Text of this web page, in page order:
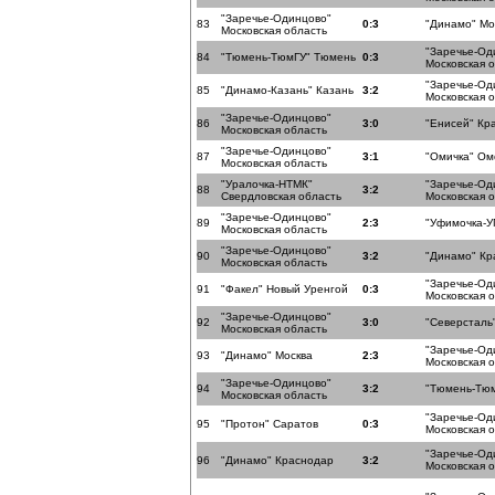
83
"Заречье-Одинцово"
Московская область
0:3 "Динамо"
84 "Тюмень-ТюмГУ" Тюмень 0:3
"Заречье-
Московская
85 "Динамо-Казань" Казань 3:2
"Заречье-
Московская
86
"Заречье-Одинцово"
Московская область
3:0 "Енисей"
87
"Заречье-Одинцово"
Московская область
3:1 "Омичка"
88
"Уралочка-НТМК"
Свердловская область
3:2
"Заречье-
Московская
89
"Заречье-Одинцово"
Московская область
2:3 "Уфимочка-
90
"Заречье-Одинцово"
Московская область
3:2 "Динамо"
91 "Факел" Новый Уренгой 0:3
"Заречье-
Московская
92
"Заречье-Одинцово"
Московская область
3:0
93 "Динамо" Москва 2:3
"Заречье-
Московская
94
"Заречье-Одинцово"
Московская область
3:2 "Тюмень-
95 "Протон" Саратов 0:3
"Заречье-
Московская
96 "Динамо" Краснодар 3:2
"Заречье-
Московская